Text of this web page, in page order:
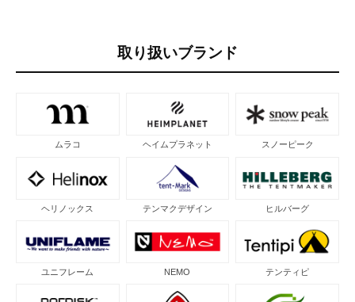
取り扱いブランド
ムラコ ヘイムプラネット スノーピーク
ヘリノックス テンマクデザイン ヒルバーグ
ユニフレーム NEMO テンティピ